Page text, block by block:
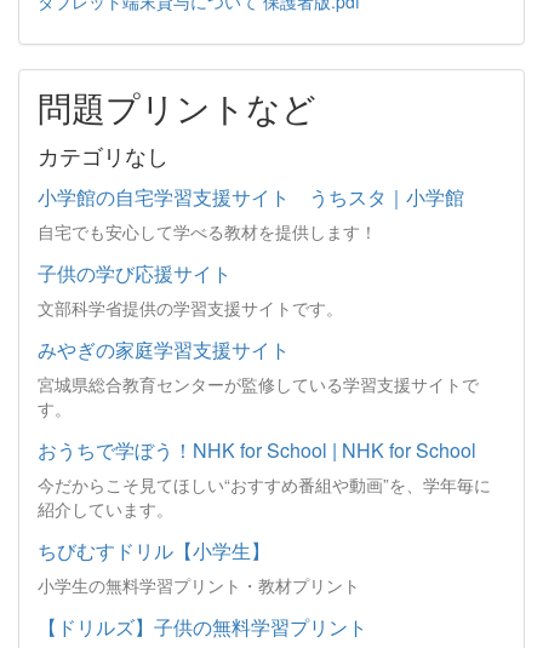
問題プリントなど
カテゴリなし
小学館の自宅学習支援サイト うちスタ｜小学館
自宅でも安心して学べる教材を提供します！
子供の学び応援サイト
文部科学省提供の学習支援サイトです。
みやぎの家庭学習支援サイト
宮城県総合教育センターが監修している学習支援サイトで
す。
おうちで学ぼう！NHK for School | NHK for School
今だからこそ見てほしい“おすすめ番組や動画”を、学年毎に
紹介しています。
ちびむすドリル【小学生】
小学生の無料学習プリント・教材プリント
【ドリルズ】子供の無料学習プリント